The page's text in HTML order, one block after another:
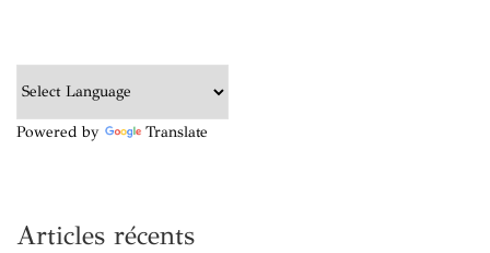
Powered by Translate
Articles récents